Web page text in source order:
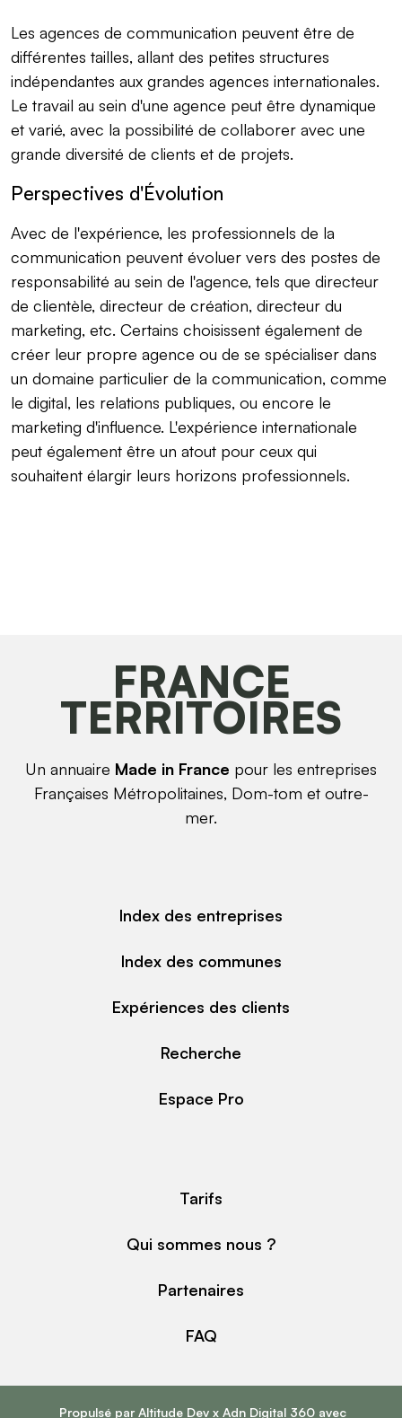
Les agences de communication peuvent être de
différentes tailles, allant des petites structures
indépendantes aux grandes agences internationales.
Le travail au sein d'une agence peut être dynamique
et varié, avec la possibilité de collaborer avec une
grande diversité de clients et de projets.
Perspectives d'Évolution
Avec de l'expérience, les professionnels de la
communication peuvent évoluer vers des postes de
responsabilité au sein de l'agence, tels que directeur
de clientèle, directeur de création, directeur du
marketing, etc. Certains choisissent également de
créer leur propre agence ou de se spécialiser dans
un domaine particulier de la communication, comme
le digital, les relations publiques, ou encore le
marketing d'influence. L'expérience internationale
peut également être un atout pour ceux qui
souhaitent élargir leurs horizons professionnels.
FRANCE
TERRITOIRES
Un annuaire Made in France pour les entreprises
Françaises Métropolitaines, Dom-tom et outre-
mer.
Index des entreprises
Index des communes
Expériences des clients
Recherche
Espace Pro
Tarifs
Qui sommes nous ?
Partenaires
FAQ
Propulsé par Altitude Devx Adn Digital 360avec